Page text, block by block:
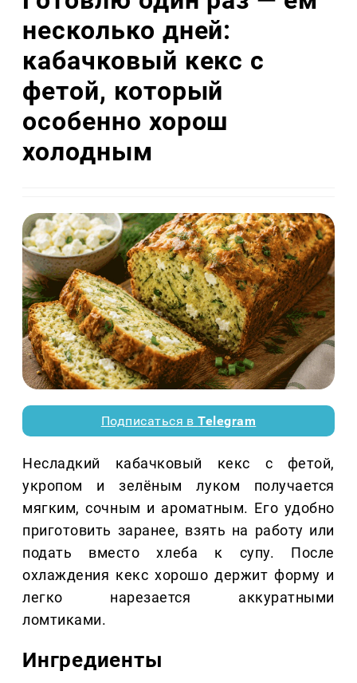
несколько дней:
кабачковый кекс с
фетой, который
особенно хорош
холодным
Подписаться вTelegram
Несладкий кабачковый кекс с фетой,
укропом и зелёным луком получается
мягким, сочным и ароматным. Его удобно
приготовить заранее, взять на работу или
подать вместо хлеба к супу. После
охлаждения кекс хорошо держит форму и
легко нарезается аккуратными
ломтиками.
Ингредиенты